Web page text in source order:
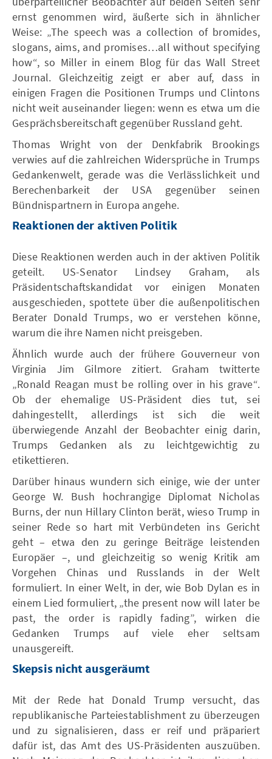
ernst genommen wird, äußerte sich in ähnlicher
Weise: „The speech was a collection of bromides,
slogans, aims, and promises…all without specifying
how“, so Miller in einem Blog für das Wall Street
Journal. Gleichzeitig zeigt er aber auf, dass in
einigen Fragen die Positionen Trumps und Clintons
nicht weit auseinander liegen: wenn es etwa um die
Gesprächsbereitschaft gegenüber Russland geht.
Thomas Wright von der Denkfabrik Brookings
verwies auf die zahlreichen Widersprüche in Trumps
Gedankenwelt, gerade was die Verlässlichkeit und
Berechenbarkeit der USA gegenüber seinen
Bündnispartnern in Europa angehe.
Reaktionen der aktiven Politik
Diese Reaktionen werden auch in der aktiven Politik
geteilt. US-Senator Lindsey Graham, als
Präsidentschaftskandidat vor einigen Monaten
ausgeschieden, spottete über die außenpolitischen
Berater Donald Trumps, wo er verstehen könne,
warum die ihre Namen nicht preisgeben.
Ähnlich wurde auch der frühere Gouverneur von
Virginia Jim Gilmore zitiert. Graham twitterte
„Ronald Reagan must be rolling over in his grave“.
Ob der ehemalige US-Präsident dies tut, sei
dahingestellt, allerdings ist sich die weit
überwiegende Anzahl der Beobachter einig darin,
Trumps Gedanken als zu leichtgewichtig zu
etikettieren.
Darüber hinaus wundern sich einige, wie der unter
George W. Bush hochrangige Diplomat Nicholas
Burns, der nun Hillary Clinton berät, wieso Trump in
seiner Rede so hart mit Verbündeten ins Gericht
geht – etwa den zu geringe Beiträge leistenden
Europäer –, und gleichzeitig so wenig Kritik am
Vorgehen Chinas und Russlands in der Welt
formuliert. In einer Welt, in der, wie Bob Dylan es in
einem Lied formuliert, „the present now will later be
past, the order is rapidly fading”, wirken die
Gedanken Trumps auf viele eher seltsam
unausgereift.
Skepsis nicht ausgeräumt
Mit der Rede hat Donald Trump versucht, das
republikanische Parteiestablishment zu überzeugen
und zu signalisieren, dass er reif und präpariert
dafür ist, das Amt des US-Präsidenten auszuüben.